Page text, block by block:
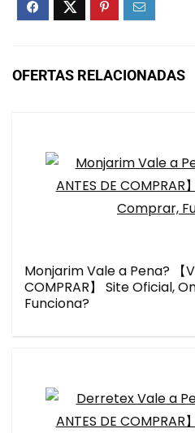
OFERTAS RELACIONADAS
Monjarim Vale a Pena? 【
COMPRAR】 Site Oficial,
Funciona?